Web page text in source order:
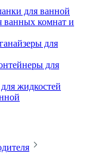
для ванной
ванных комнат и
для
для
жидкостей